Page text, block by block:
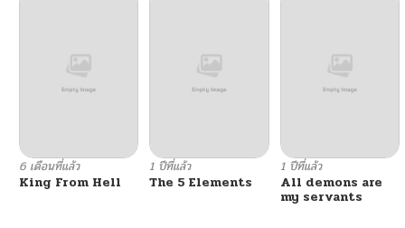
6 เดือนที่แล้ว
King From Hell
1 ปีที่แล้ว
The 5 Elements
1 ปีที่แล้ว
All demons are
my servants